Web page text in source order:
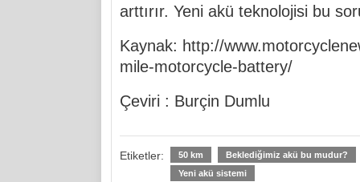
arttırır. Yeni akü teknolojisi bu
Kaynak: http://
mile-motorcycle-battery/
Çeviri : Burçin Dumlu
Etiketler: 50 km
Beklediğimiz akü bu mudur?
Yeni akü sistemi